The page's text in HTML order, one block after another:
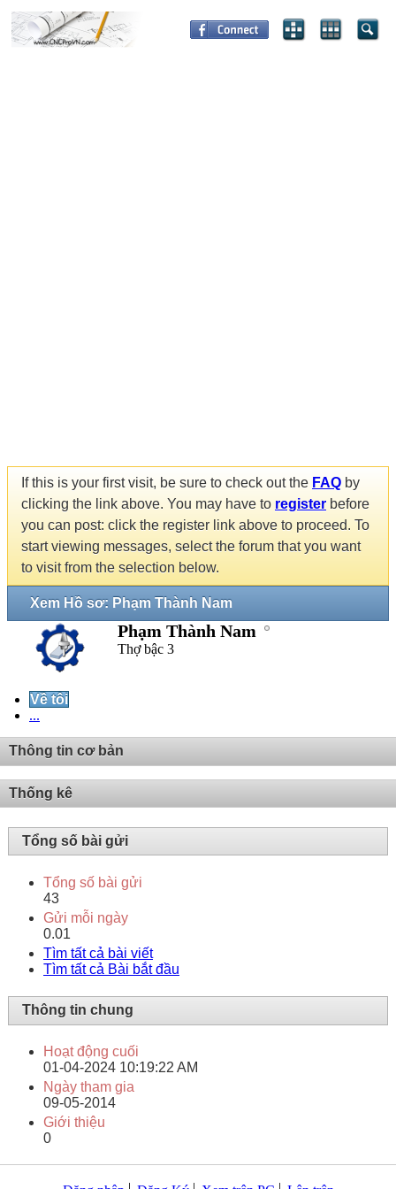
If this is your first visit, be sure to check out the FAQ by
clicking the link above. You may have to register before
you can post: click the register link above to proceed. To
start viewing messages, select the forum that you want
to visit from the selection below.
Xem Hồ sơ: Phạm Thành Nam
Phạm Thành Nam
Thợ bậc 3
Về tôi
...
Thông tin cơ bản
Thống kê
Tổng số bài gửi
Tổng số bài gửi
43
Gửi mỗi ngày
0.01
Tìm tất cả bài viết
Tìm tất cả Bài bắt đầu
Thông tin chung
Hoạt động cuối
01-04-2024 10:19:22 AM
Ngày tham gia
09-05-2014
Giới thiệu
0